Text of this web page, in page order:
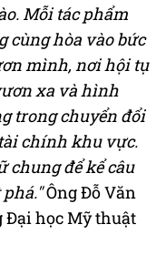
Mỗi tác phẩm
cùng hòa vào bức
mình, nơi hội tụ
xa và hình
trong chuyển đổi
chính khu vực.
chung để kể câu
Ông Đỗ Văn
Đại học Mỹ thuật